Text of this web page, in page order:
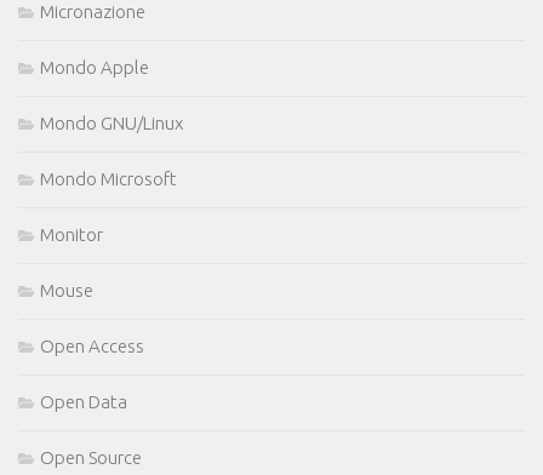
Micronazione
Mondo Apple
Mondo GNU/Linux
Mondo Microsoft
Monitor
Mouse
Open Access
Open Data
Open Source